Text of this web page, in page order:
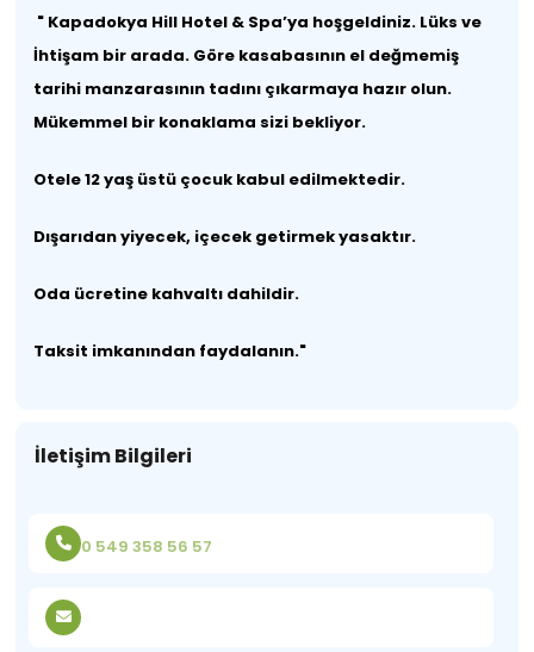
" Kapadokya Hill Hotel & Spa’ya hoşgeldiniz. Lüks ve
İhtişam bir arada. Göre kasabasının el değmemiş
tarihi manzarasının tadını çıkarmaya hazır olun.
Mükemmel bir konaklama sizi bekliyor.
Otele 12 yaş üstü çocuk kabul edilmektedir.
Dışarıdan yiyecek, içecek getirmek yasaktır.
Oda ücretine kahvaltı dahildir.
Taksit imkanından faydalanın."
İletişim Bilgileri
0 549 358 56 57